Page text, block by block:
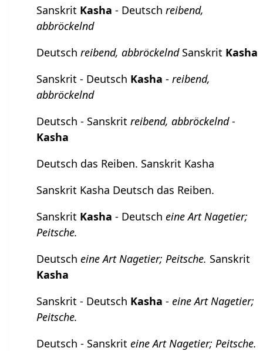
Sanskrit Kasha - Deutschreibend,
abbröckelnd
Deutschreibend, abbröckelndSanskrit Kasha
Sanskrit - Deutsch Kasha -reibend,
abbröckelnd
Deutsch - Sanskritreibend, abbröckelnd-
Kasha
Deutsch das Reiben. Sanskrit Kasha
Sanskrit Kasha Deutsch das Reiben.
Sanskrit Kasha - Deutscheine Art Nagetier;
Peitsche.
Deutscheine Art Nagetier; Peitsche. Sanskrit
Kasha
Sanskrit - Deutsch Kasha -eine Art Nagetier;
Peitsche.
Deutsch - Sanskriteine Art Nagetier; Peitsche.